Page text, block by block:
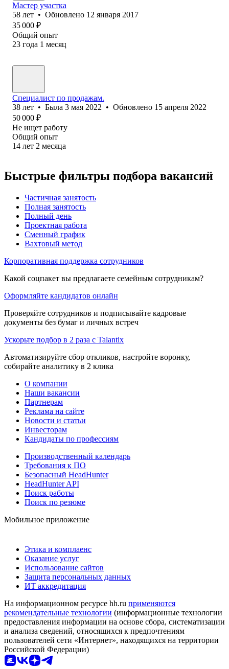
Мастер участка
58 лет • Обновлено 12 января 2017
35 000 ₽
Общий опыт
23 года 1 месяц
Специалист по продажам.
38 лет • Была 3 мая 2022 • Обновлено 15 апреля 2022
50 000 ₽
Не ищет работу
Общий опыт
14 лет 2 месяца
Быстрые фильтры подбора вакансий
Частичная занятость
Полная занятость
Полный день
Проектная работа
Сменный график
Вахтовый метод
Корпоративная поддержка сотрудников
Какой соцпакет вы предлагаете семейным сотрудникам?
Оформляйте кандидатов онлайн
Проверяйте сотрудников и подписывайте кадровые
документы без бумаг и личных встреч
Ускорьте подбор в 2 раза с Talantix
Автоматизируйте сбор откликов, настройте воронку,
собирайте аналитику в 2 клика
О компании
Наши вакансии
Партнерам
Реклама на сайте
Новости и статьи
Инвесторам
Кандидаты по профессиям
Производственный календарь
Требования к ПО
Безопасный HeadHunter
HeadHunter API
Поиск работы
Поиск по резюме
Мобильное приложение
Этика и комплаенс
Оказание услуг
Использование сайтов
Защита персональных данных
ИТ аккредитация
На информационном ресурсе hh.ru применяются
рекомендательные технологии (информационные технологии
предоставления информации на основе сбора, систематизации
и анализа сведений, относящихся к предпочтениям
пользователей сети «Интернет», находящихся на территории
Российской Федерации)